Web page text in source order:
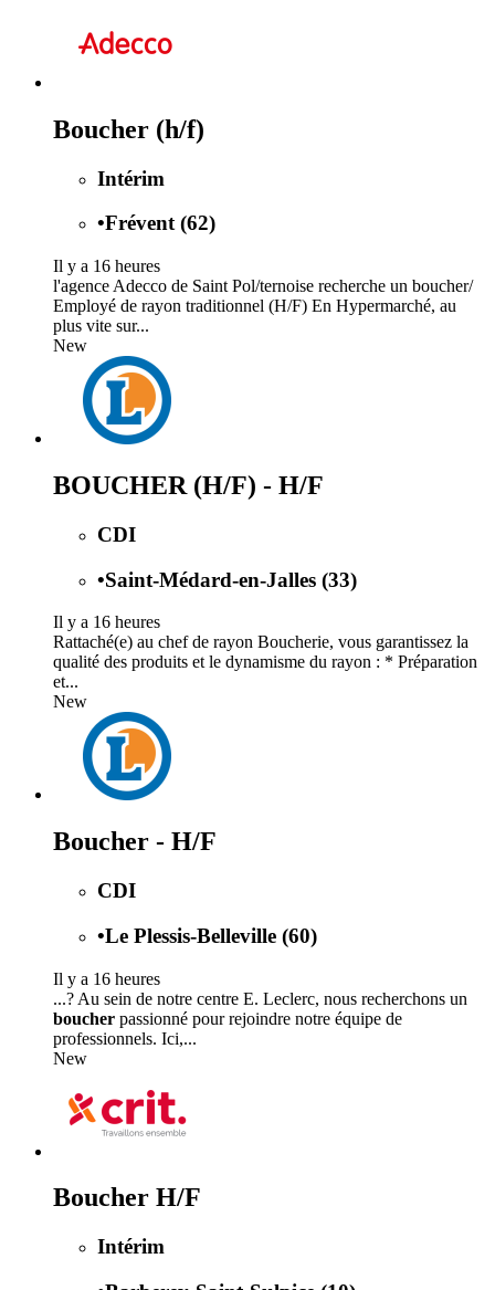
Boucher (h/f)
Intérim
•Frévent (62)
Il y a 16 heures
l'agence Adecco de Saint Pol/ternoise recherche un boucher/
Employé de rayon traditionnel (H/F) En Hypermarché, au
plus vite sur...
New
BOUCHER (H/F) - H/F
CDI
•Saint-Médard-en-Jalles (33)
Il y a 16 heures
Rattaché(e) au chef de rayon Boucherie, vous garantissez la
qualité des produits et le dynamisme du rayon : * Préparation
et...
New
Boucher - H/F
CDI
•Le Plessis-Belleville (60)
Il y a 16 heures
...? Au sein de notre centre E. Leclerc, nous recherchons un
boucher passionné pour rejoindre notre équipe de
professionnels. Ici,...
New
Boucher H/F
Intérim